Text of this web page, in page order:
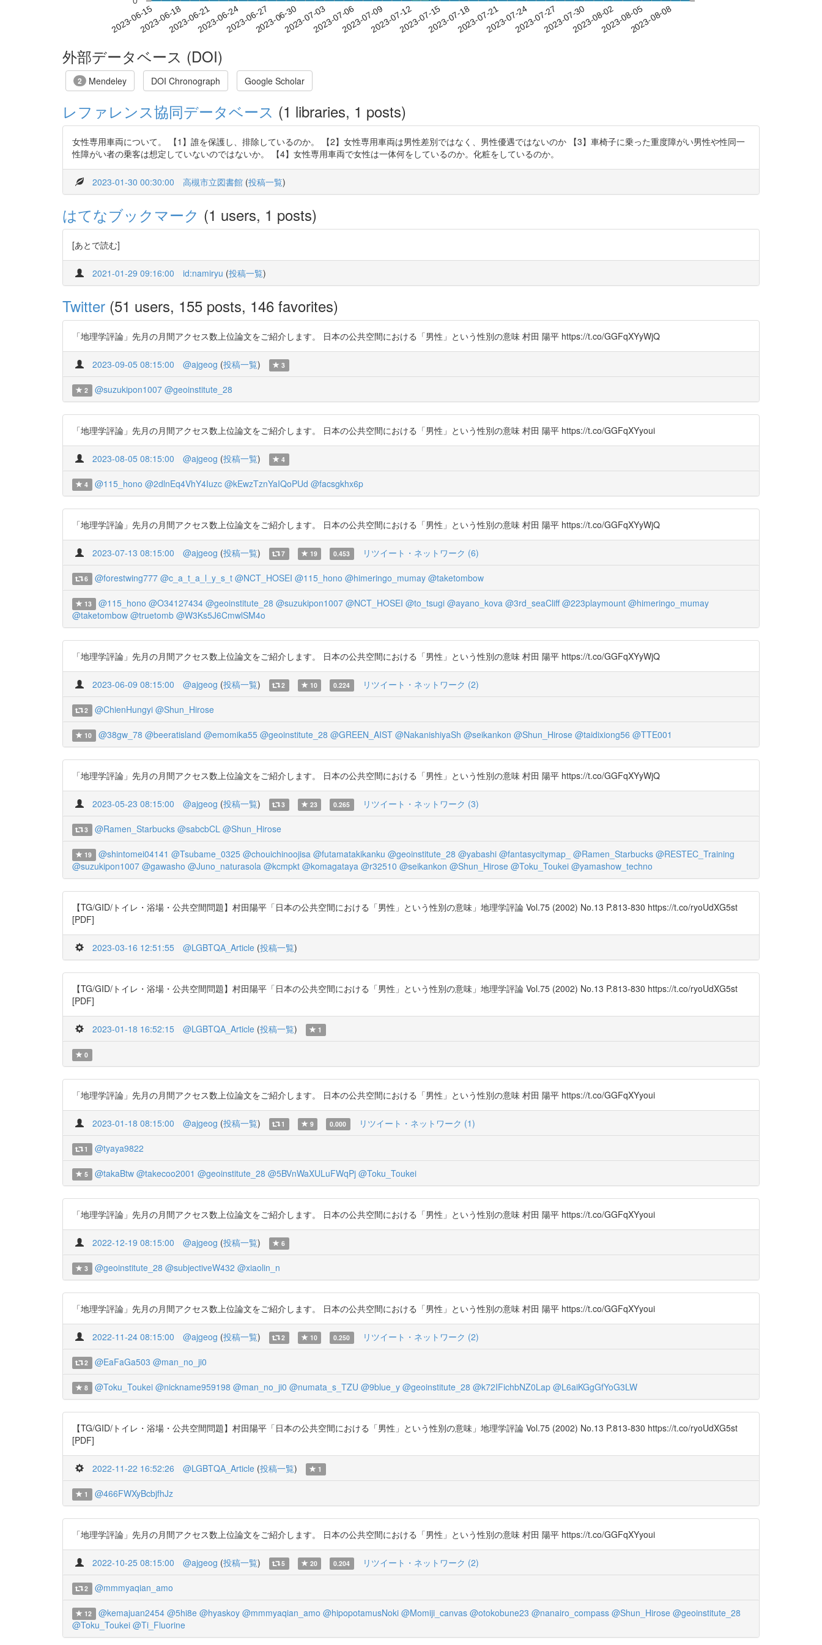
2023-06-152023-06-182023-06-212023-06-242023-06-272023-06-302023-07-032023-07-062023-07-092023-07-122023-07-152023-07-182023-07-212023-07-242023-07-272023-07-302023-08-022023-08-052023-08-08
外部データベース (DOI)
2 Mendeley DOI Chronograph Google Scholar
レファレンス協同データベース (1 libraries, 1 posts)
女性専用車両について。 【1】誰を保護し、排除しているのか。 【2】女性専用車両は男性差別ではなく、男性優遇ではないのか 【3】車椅子に乗った重度障がい男性や性同一
性障がい者の乗客は想定していないのではないか。 【4】女性専用車両で女性は一体何をしているのか。化粧をしているのか。
2023-01-30 00:30:00 高槻市立図書館 (投稿一覧)
はてなブックマーク (1 users, 1 posts)
[あとで読む]
2021-01-29 09:16:00 id:namiryu (投稿一覧)
Twitter (51 users, 155 posts, 146 favorites)
「地理学評論」先月の月間アクセス数上位論文をご紹介します。 日本の公共空間における「男性」という性別の意味 村田 陽平 https://t.co/GGFqXYyWjQ
2023-09-05 08:15:00 @ajgeog (投稿一覧) 3
2 @suzukipon1007 @geoinstitute_28
「地理学評論」先月の月間アクセス数上位論文をご紹介します。 日本の公共空間における「男性」という性別の意味 村田 陽平 https://t.co/GGFqXYyoui
2023-08-05 08:15:00 @ajgeog (投稿一覧) 4
4 @115_hono @2dlnEq4VhY4Iuzc @kEwzTznYaIQoPUd @facsgkhx6p
「地理学評論」先月の月間アクセス数上位論文をご紹介します。 日本の公共空間における「男性」という性別の意味 村田 陽平 https://t.co/GGFqXYyWjQ
2023-07-13 08:15:00 @ajgeog (投稿一覧) 7 19 0.453 リツイート・ネットワーク (6)
6 @forestwing777 @c_a_t_a_l_y_s_t @NCT_HOSEI @115_hono @himeringo_mumay @taketombow
13 @115_hono @O34127434 @geoinstitute_28 @suzukipon1007 @NCT_HOSEI @to_tsugi @ayano_kova @3rd_seaCliff @223playmount @himeringo_mumay
@taketombow @truetomb @W3Ks5J6CmwlSM4o
「地理学評論」先月の月間アクセス数上位論文をご紹介します。 日本の公共空間における「男性」という性別の意味 村田 陽平 https://t.co/GGFqXYyWjQ
2023-06-09 08:15:00 @ajgeog (投稿一覧) 2 10 0.224 リツイート・ネットワーク (2)
2 @ChienHungyi @Shun_Hirose
10 @38gw_78 @beeratisland @emomika55 @geoinstitute_28 @GREEN_AIST @NakanishiyaSh @seikankon @Shun_Hirose @taidixiong56 @TTE001
「地理学評論」先月の月間アクセス数上位論文をご紹介します。 日本の公共空間における「男性」という性別の意味 村田 陽平 https://t.co/GGFqXYyWjQ
2023-05-23 08:15:00 @ajgeog (投稿一覧) 3 23 0.265 リツイート・ネットワーク (3)
3 @Ramen_Starbucks @sabcbCL @Shun_Hirose
19 @shintomei04141 @Tsubame_0325 @chouichinoojisa @futamatakikanku @geoinstitute_28 @yabashi @fantasycitymap_ @Ramen_Starbucks @RESTEC_Training
@suzukipon1007 @gawasho @Juno_naturasola @kcmpkt @komagataya @r32510 @seikankon @Shun_Hirose @Toku_Toukei @yamashow_techno
【TG/GID/トイレ・浴場・公共空間問題】村田陽平「日本の公共空間における「男性」という性別の意味」地理学評論 Vol.75 (2002) No.13 P.813-830 https://t.co/ryoUdXG5st
[PDF]
2023-03-16 12:51:55 @LGBTQA_Article (投稿一覧)
【TG/GID/トイレ・浴場・公共空間問題】村田陽平「日本の公共空間における「男性」という性別の意味」地理学評論 Vol.75 (2002) No.13 P.813-830 https://t.co/ryoUdXG5st
[PDF]
2023-01-18 16:52:15 @LGBTQA_Article (投稿一覧) 1
0
「地理学評論」先月の月間アクセス数上位論文をご紹介します。 日本の公共空間における「男性」という性別の意味 村田 陽平 https://t.co/GGFqXYyoui
2023-01-18 08:15:00 @ajgeog (投稿一覧) 1 9 0.000 リツイート・ネットワーク (1)
1 @tyaya9822
5 @takaBtw @takecoo2001 @geoinstitute_28 @5BVnWaXULuFWqPj @Toku_Toukei
「地理学評論」先月の月間アクセス数上位論文をご紹介します。 日本の公共空間における「男性」という性別の意味 村田 陽平 https://t.co/GGFqXYyoui
2022-12-19 08:15:00 @ajgeog (投稿一覧) 6
3 @geoinstitute_28 @subjectiveW432 @xiaolin_n
「地理学評論」先月の月間アクセス数上位論文をご紹介します。 日本の公共空間における「男性」という性別の意味 村田 陽平 https://t.co/GGFqXYyoui
2022-11-24 08:15:00 @ajgeog (投稿一覧) 2 10 0.250 リツイート・ネットワーク (2)
2 @EaFaGa503 @man_no_ji0
8 @Toku_Toukei @nickname959198 @man_no_ji0 @numata_s_TZU @9blue_y @geoinstitute_28 @k72IFichbNZ0Lap @L6aiKGgGfYoG3LW
【TG/GID/トイレ・浴場・公共空間問題】村田陽平「日本の公共空間における「男性」という性別の意味」地理学評論 Vol.75 (2002) No.13 P.813-830 https://t.co/ryoUdXG5st
[PDF]
2022-11-22 16:52:26 @LGBTQA_Article (投稿一覧) 1
1 @466FWXyBcbjfhJz
「地理学評論」先月の月間アクセス数上位論文をご紹介します。 日本の公共空間における「男性」という性別の意味 村田 陽平 https://t.co/GGFqXYyoui
2022-10-25 08:15:00 @ajgeog (投稿一覧) 5 20 0.204 リツイート・ネットワーク (2)
2 @mmmyaqian_amo
12 @kemajuan2454 @5hi8e @hyaskoy @mmmyaqian_amo @hipopotamusNoki @Momiji_canvas @otokobune23 @nanairo_compass @Shun_Hirose @geoinstitute_28
@Toku_Toukei @Ti_Fluorine